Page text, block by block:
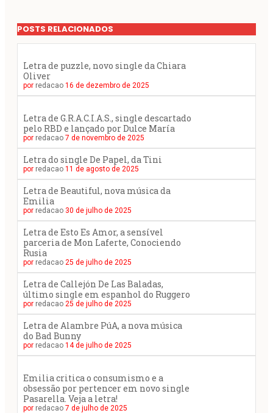
POSTS RELACIONADOS
Letra de puzzle, novo single da Chiara
Oliver
por redacao 16 de dezembro de 2025
Letra de G.R.A.C.I.A.S., single descartado
pelo RBD e lançado por Dulce María
por redacao 7 de novembro de 2025
Letra do single De Papel, da Tini
por redacao 11 de agosto de 2025
Letra de Beautiful, nova música da
Emilia
por redacao 30 de julho de 2025
Letra de Esto Es Amor, a sensível
parceria de Mon Laferte, Conociendo
Rusia
por redacao 25 de julho de 2025
Letra de Callejón De Las Baladas,
último single em espanhol do Ruggero
por redacao 25 de julho de 2025
Letra de Alambre PúA, a nova música
do Bad Bunny
por redacao 14 de julho de 2025
Emilia critica o consumismo e a
obsessão por pertencer em novo single
Pasarella. Veja a letra!
por redacao 7 de julho de 2025